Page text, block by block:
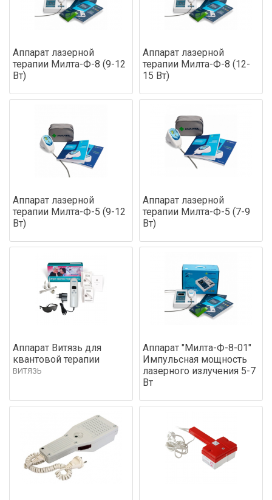
Аппарат лазерной
терапии Милта-Ф-8 (9-12
Вт)
Аппарат лазерной
терапии Милта-Ф-8 (12-
15 Вт)
Аппарат лазерной
терапии Милта-Ф-5 (9-12
Вт)
Аппарат лазерной
терапии Милта-Ф-5 (7-9
Вт)
Аппарат Витязь для
квантовой терапии
ВИТЯЗЬ
Аппарат "Милта-Ф-8-01"
Импульсная мощность
лазерного излучения 5-7
Вт